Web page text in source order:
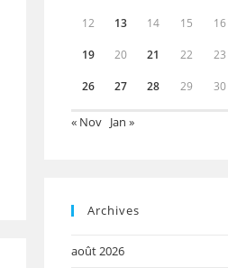
12 13 14 15 16
19 20 21 22 23
26 27 28 29 30
« Nov Jan »
Archives
août 2026